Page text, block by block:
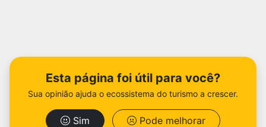
Esta página foi útil para você?
Sua opinião ajuda o ecossistema do turismo a crescer.
Sim Pode melhorar